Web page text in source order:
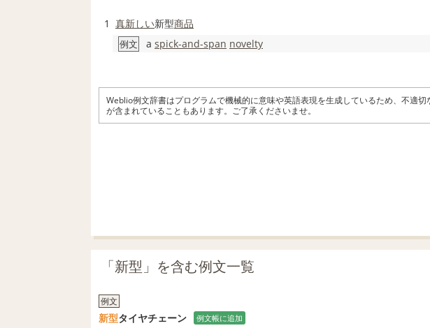
1 真新しい新型商品
例文 a spick-and-span novelty
Weblio例文辞書はプログラムで機械的に意味や英語表現を生成しているため、不適切
が含まれていることもあります。ご了承くださいませ。
「新型」を含む例文一覧
例文
新型タイヤチェーン 例文帳に追加